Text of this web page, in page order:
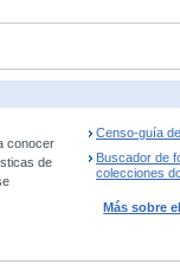
conocer
de
Censo-guía
Buscador de
colecciones
Más sobre